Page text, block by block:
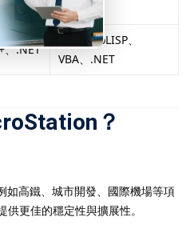
師需求
、.NET
支援AutoLISP、
VBA、.NET
？
如高鐵、城市開發、國際機場等項
更佳的穩定性與擴展性。